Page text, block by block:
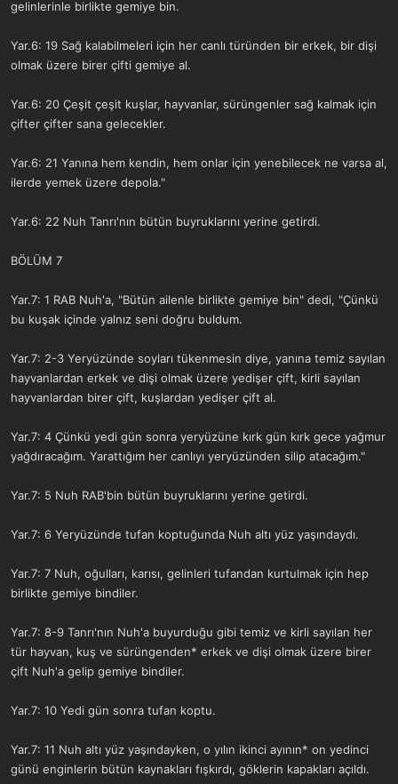
gelinlerinle birlikte gemiye bin.
Yar.6: 19 Sağ kalabilmeleri için her canlı türünden bir erkek, bir dişi
olmak üzere birer çifti gemiye al.
Yar.6: 20 Çeşit çeşit kuşlar, hayvanlar, sürüngenler sağ kalmak için
çifter çifter sana gelecekler.
Yar.6: 21 Yanına hem kendin, hem onlar için yenebilecek ne varsa al,
ilerde yemek üzere depola."
Yar.6: 22 Nuh Tanrı'nın bütün buyruklarını yerine getirdi.
BÖLÜM 7
Yar.7: 1 RAB Nuh'a, "Bütün ailenle birlikte gemiye bin" dedi, "Çünkü
bu kuşak içinde yalnız seni doğru buldum.
Yar.7: 2-3 Yeryüzünde soyları tükenmesin diye, yanına temiz sayılan
hayvanlardan erkek ve dişi olmak üzere yedişer çift, kirli sayılan
hayvanlardan birer çift, kuşlardan yedişer çift al.
Yar.7: 4 Çünkü yedi gün sonra yeryüzüne kırk gün kırk gece yağmur
yağdıracağım. Yarattığım her canlıyı yeryüzünden silip atacağım."
Yar.7: 5 Nuh RAB'bin bütün buyruklarını yerine getirdi.
Yar.7: 6 Yeryüzünde tufan koptuğunda Nuh altı yüz yaşındaydı.
Yar.7: 7 Nuh, oğulları, karısı, gelinleri tufandan kurtulmak için hep
birlikte gemiye bindiler.
Yar.7: 8-9 Tanrı'nın Nuh'a buyurduğu gibi temiz ve kirli sayılan her
tür hayvan, kuş ve sürüngenden* erkek ve dişi olmak üzere birer
çift Nuh'a gelip gemiye bindiler.
Yar.7: 10 Yedi gün sonra tufan koptu.
Yar.7: 11 Nuh altı yüz yaşındayken, o yılın ikinci ayının* on yedinci
günü enginlerin bütün kaynakları fışkırdı, göklerin kapakları açıldı.